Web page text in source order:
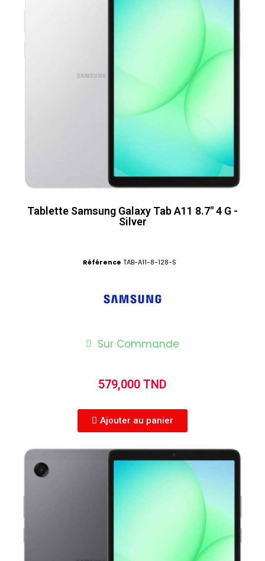
Tablette Samsung Galaxy Tab A11 8.7" 4 G -
Silver
Référence TAB-A11-8-128-S
Sur Commande
579,000 TND
Ajouter au panier